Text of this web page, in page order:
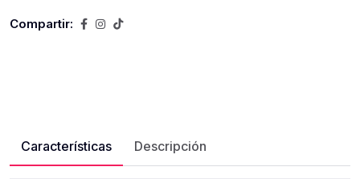
Compartir:
Características Descripción